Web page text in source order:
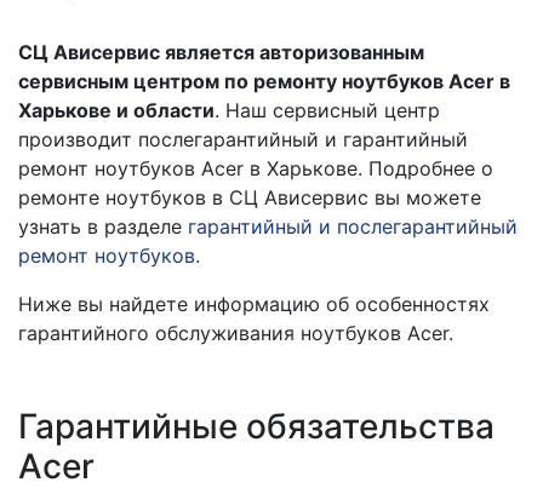
СЦ Ависервис является авторизованным
сервисным центром по ремонту ноутбуков Acer в
Харькове и области. Наш сервисный центр
производит послегарантийный и гарантийный
ремонт ноутбуков Acer в Харькове. Подробнее о
ремонте ноутбуков в СЦ Ависервис вы можете
узнать в разделе гарантийный и послегарантийный
ремонт ноутбуков.
Ниже вы найдете информацию об особенностях
гарантийного обслуживания ноутбуков Acer.
Гарантийные обязательства
Acer